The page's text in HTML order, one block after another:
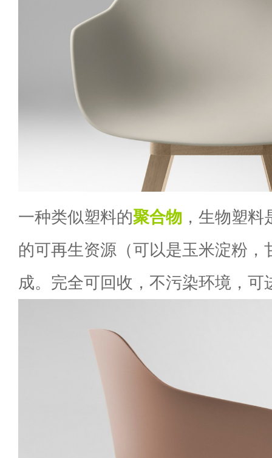
一种类似塑料的聚合物 ，生物塑
的可再生资源（可以是玉米淀粉，
成。完全可回收，不污染环境，可